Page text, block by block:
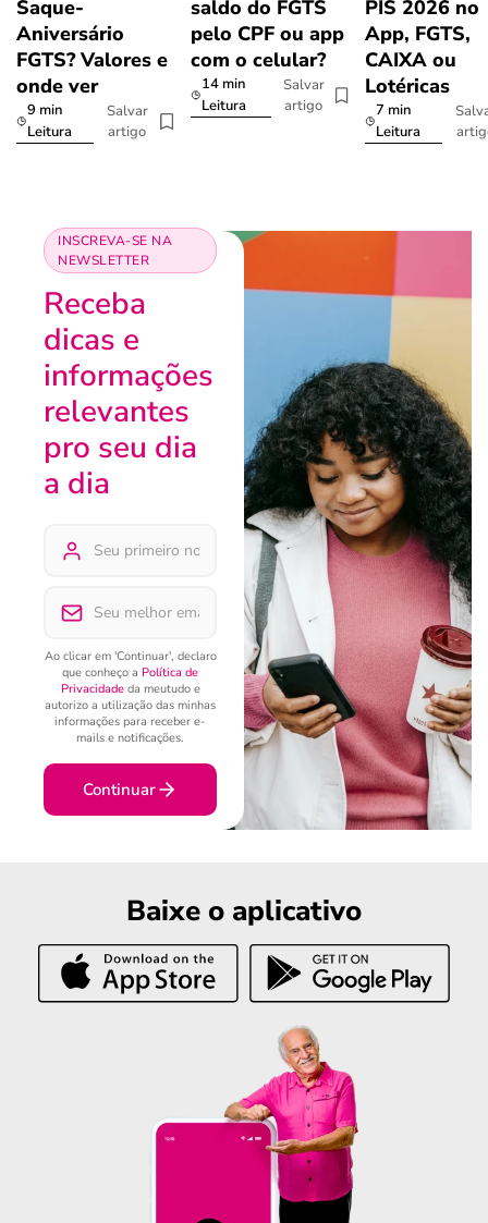
Saque-
Aniversário
FGTS? Valores e
onde ver
9 min
Leitura
Salvar
artigo
saldo do FGTS
pelo CPF ou app
com o celular?
14 min
Leitura
Salvar
artigo
PIS 2026 no
App, FGTS,
CAIXA ou
Lotéricas
7 min
Leitura
INSCREVA-SE NA
NEWSLETTER
Receba
dicas e
informações
relevantes
pro seu dia
a dia
Ao clicar em 'Continuar', declaro
que conheço a Política de
Privacidadeda meutudo e
autorizo a utilização das minhas
informações para receber e-
mails e notificações.
Continuar
Baixe o aplicativo